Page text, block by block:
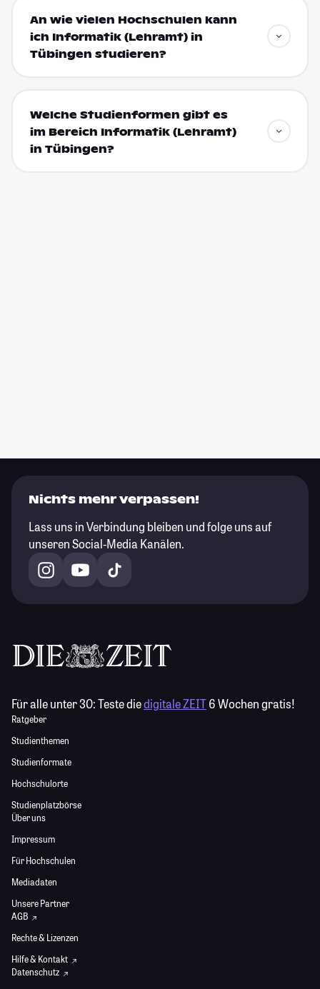
An wie vielen Hochschulen kann
ich Informatik (Lehramt) in
Tübingen studieren?
Welche Studienformen gibt es
im Bereich Informatik (Lehramt)
in Tübingen?
Nichts mehr verpassen!
Lass uns in Verbindung bleiben und folge uns auf
unseren Social-Media Kanälen.
Für alle unter 30:Teste diedigitale ZEIT6 Wochen gratis!
Ratgeber
Studienthemen
Studienformate
Hochschulorte
Studienplatzbörse
Über uns
Impressum
Für Hochschulen
Mediadaten
Unsere Partner
AGB
Rechte & Lizenzen
Hilfe & Kontakt
Datenschutz